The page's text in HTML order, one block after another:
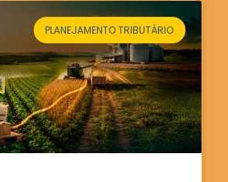
PLANEJAMENTO TRIBUTÁRIO